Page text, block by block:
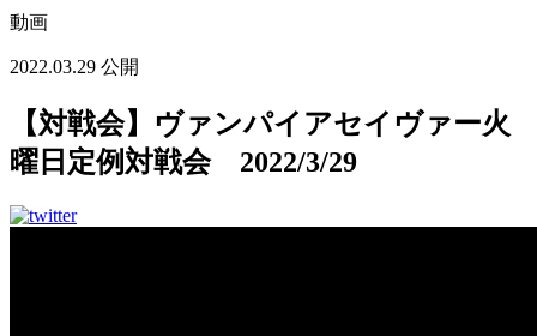
動画
2022.03.29 公開
【対戦会】ヴァンパイアセイヴァー火
曜日定例対戦会 2022/3/29